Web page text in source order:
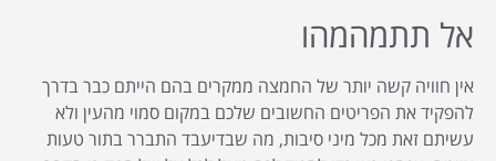
אל תתמהמהו
אין חוויה קשה יותר של החמצה ממקרים בהם הייתם כבר בדרך
להפקיד את הפריטים החשובים שלכם במקום סמוי מהעין ולא
עשיתם זאת מכל מיני סיבות, מה שבדיעבד התברר בתור טעות